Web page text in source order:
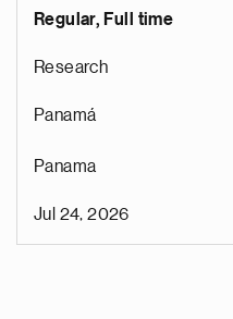
Regular, Full time
Research
Panamá
Panama
Jul 24, 2026